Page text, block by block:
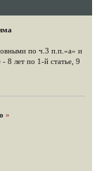
юрисдикции ЕСПЧ.
на санкции,
национального
и «Дождь»).
по ч.3 п.п.«а» и
8 лет по 1-й статье, 9
»